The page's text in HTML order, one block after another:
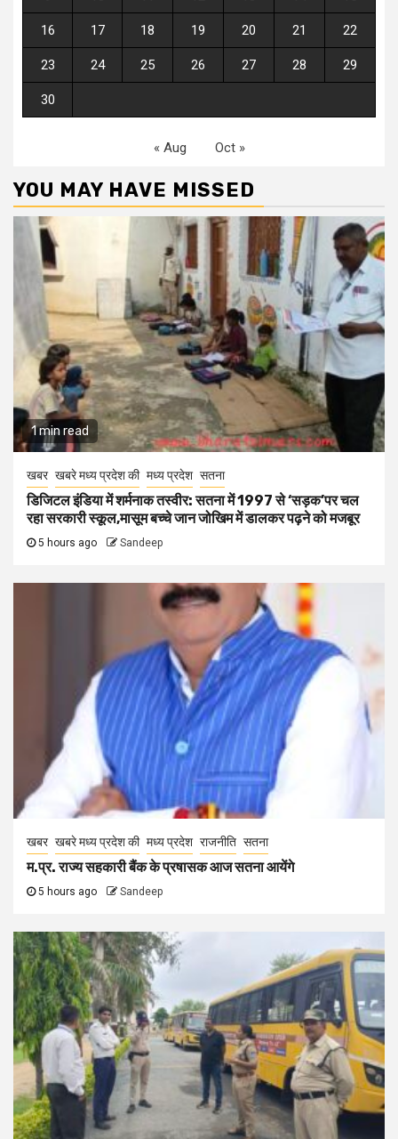
16 17 18 19 20 21 22
23 24 25 26 27 28 29
30
« Aug Oct »
YOU MAY HAVE MISSED
1 min read
खबर खबरे मध्य प्रदेश की मध्य प्रदेश सतना
डिजिटल इंडिया में शर्मनाक तस्वीर: सतना में 1997 से ‘सड़क’पर चल
रहा सरकारी स्कूल,मासूम बच्चे जान जोखिम में डालकर पढ़ने को मजबूर
5 hours ago Sandeep
खबर खबरे मध्य प्रदेश की मध्य प्रदेश राजनीति सतना
म.प्र. राज्य सहकारी बैंक के प्रषासक आज सतना आयेंगे
5 hours ago Sandeep